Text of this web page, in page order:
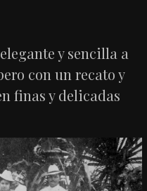
y sencilla a
con un recato y
finas y delicadas